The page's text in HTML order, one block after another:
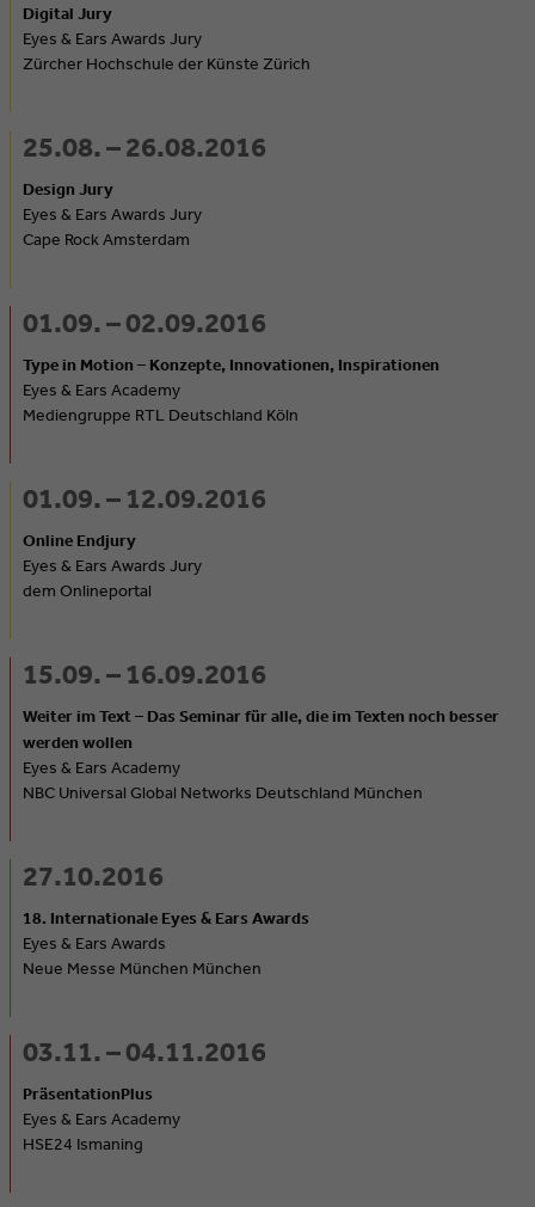
Digital Jury
Eyes & Ears Awards Jury
Zürcher Hochschule der Künste Zürich
25.08. – 26.08.2016
Design Jury
Eyes & Ears Awards Jury
Cape Rock Amsterdam
01.09. – 02.09.2016
Type in Motion – Konzepte, Innovationen, Inspirationen
Eyes & Ears Academy
Mediengruppe RTL Deutschland Köln
01.09. – 12.09.2016
Online Endjury
Eyes & Ears Awards Jury
dem Onlineportal
15.09. – 16.09.2016
Weiter im Text – Das Seminar für alle, die im Texten noch besser
werden wollen
Eyes & Ears Academy
NBC Universal Global Networks Deutschland München
27.10.2016
18. Internationale Eyes & Ears Awards
Eyes & Ears Awards
Neue Messe München München
03.11. – 04.11.2016
PräsentationPlus
Eyes & Ears Academy
HSE24 Ismaning